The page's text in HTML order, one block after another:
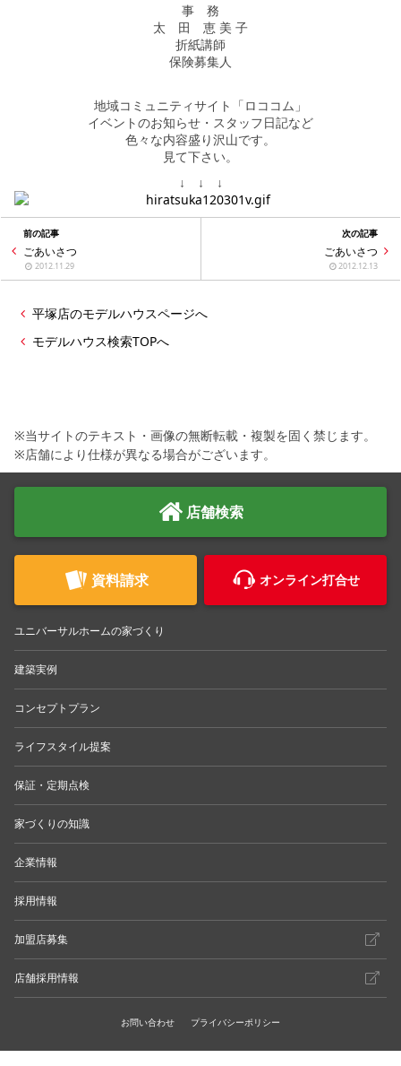
事 務
太 田 恵 美 子
折紙講師
保険募集人
地域コミュニティサイト「ロココム」
イベントのお知らせ・スタッフ日記など
色々な内容盛り沢山です。
見て下さい。
↓ ↓ ↓
前の記事
ごあいさつ
2012.11.29
次の記事
ごあいさつ
2012.12.13
平塚店のモデルハウスページへ
モデルハウス検索TOPへ
※当サイトのテキスト・画像の無断転載・複製を固く禁じます。
※店舗により仕様が異なる場合がございます。
店舗検索
資料請求 オンライン打合せ
ユニバーサルホームの家づくり
建築実例
コンセプトプラン
ライフスタイル提案
保証・定期点検
家づくりの知識
企業情報
採用情報
加盟店募集
店舗採用情報
お問い合わせ プライバシーポリシー